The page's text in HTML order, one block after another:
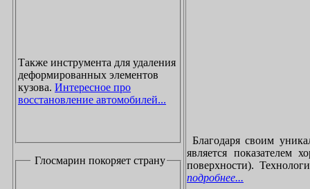
Также инструмента для удаления
деформированных элементов
кузова. Интересное про
восстановление автомобилей...
Глосмарин покоряет страну
Благодаря своим
является показателем
поверхности).
подробнее...